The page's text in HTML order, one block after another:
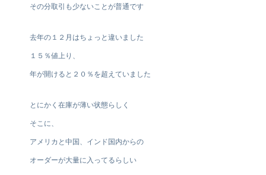
その分取引も少ないことが普通です
去年の１２月はちょっと違いました
１５％値上り、
年が開けると２０％を超えていました
とにかく在庫が薄い状態らしく
そこに、
アメリカと中国、インド国内からの
オーダーが大量に入ってるらしい